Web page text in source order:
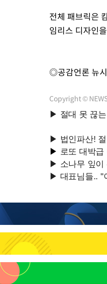
전체 패브릭은
임리스 디자인
◎공감언론 뉴
Copyright ©